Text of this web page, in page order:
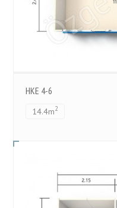
HKE 4-6
14.4m2